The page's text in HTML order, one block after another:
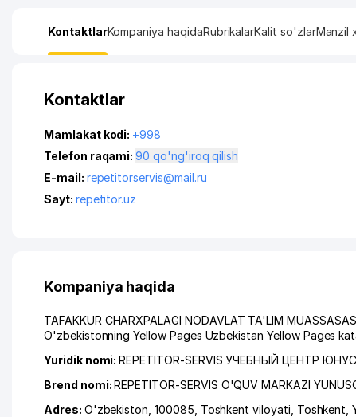
KontaktlarKompaniya haqidaRubrikalarKalit so'zlarManzil
Kontaktlar
Mamlakat kodi: +998
Telefon raqami:
90 qo'ng'iroq qilish
E-mail: repetitorservis@mail.ru
Sayt: repetitor.uz
Kompaniya haqida
TAFAKKUR CHARXPALAGI NODAVLAT TA'LIM
O'zbekistonning Yellow Pages Uzbekistan Yellow Pages
Yuridik nomi:REPETITOR-SERVIS УЧЕБНЫЙ ЦЕНТР
Brend nomi:REPETITOR-SERVIS O'QUV MARKAZI
Adres: O'zbekiston, 100085, Toshkent viloyati Toshkent ,